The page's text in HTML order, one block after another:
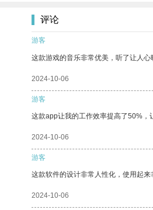
评论
游客
这款游戏的音乐非常优美，听了让人心
2024-10-06
游客
这款app让我的工作效率提高了50%，
2024-10-06
游客
这款软件的设计非常人性化，使用起来
2024-10-06